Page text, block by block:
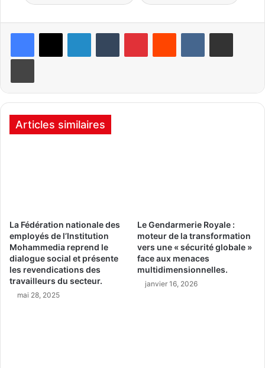
Articles similaires
La Fédération nationale des
employés de l’Institution
Mohammedia reprend le
dialogue social et présente
les revendications des
travailleurs du secteur.
mai 28, 2025
Le Gendarmerie Royale :
moteur de la transformation
vers une « sécurité globale »
face aux menaces
multidimensionnelles.
janvier 16, 2026